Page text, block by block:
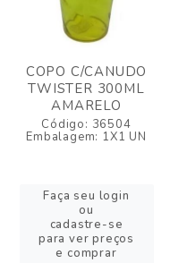
COPO C/CANUDO
TWISTER 300ML
AMARELO
Código: 36504
Embalagem: 1X1 UN
Faça seu login
ou
cadastre-se
para ver preços
e comprar